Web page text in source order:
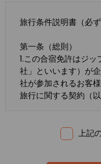
旅行条件説明書（必
第一条（総則）
1.この合宿免許はジ
社」といいます）が
社が参加されるお客
旅行に関する契約（
たは一般に確立され
上記